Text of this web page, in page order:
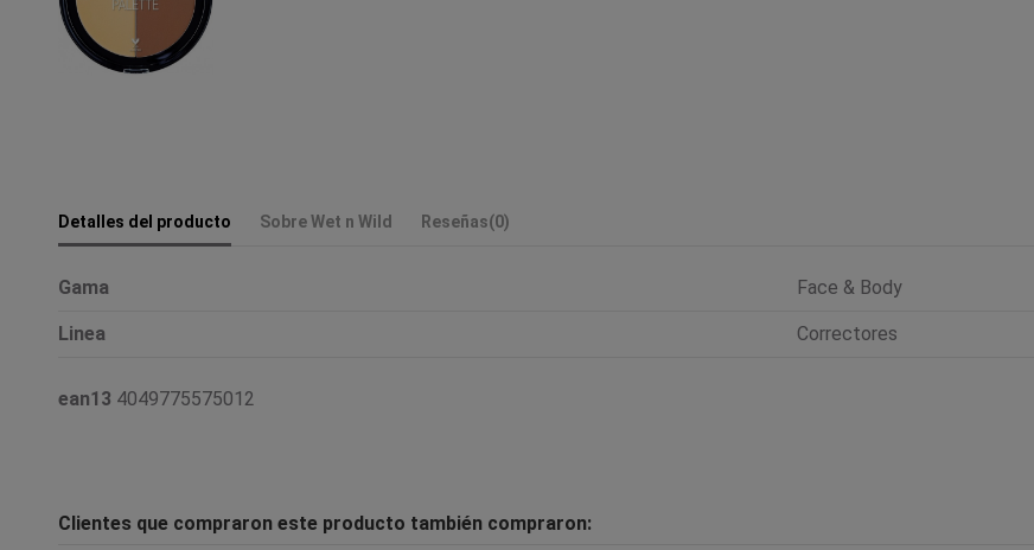
Detalles del producto Sobre Wet n Wild Reseñas(0)
Gama Face & Body
Linea Correctores
ean13 4049775575012
Clientes que compraron este producto también compraron: